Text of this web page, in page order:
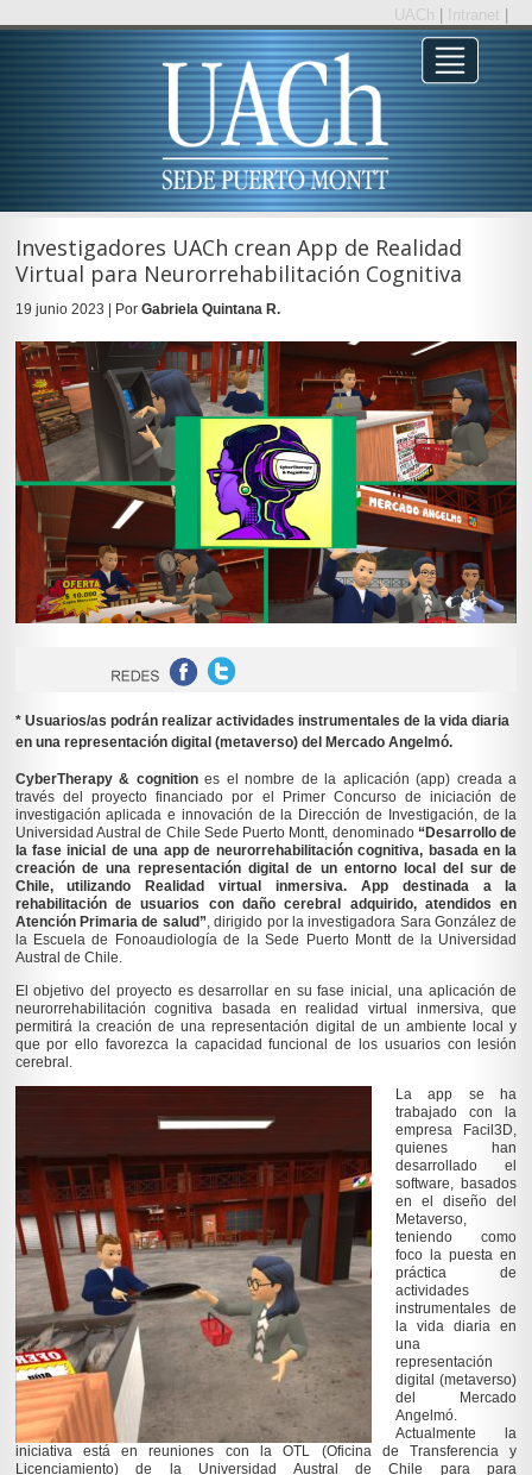
UACh Intranet
Investigadores UACh crean App de Realidad
Virtual para Neurorrehabilitación Cognitiva
19 junio 2023 | Por Gabriela Quintana R.
* Usuarios/as podrán realizar actividades instrumentales de la vida diaria
en una representación digital (metaverso) del Mercado Angelmó.
CyberTherapy & cognitiones el nombre de la aplicación (app) creada a
través del proyecto financiado por el Primer Concurso de iniciación de
investigación aplicada e innovación de la Dirección de Investigación, de la
Universidad Austral de Chile Sede Puerto Montt, denominado “Desarrollo de
la fase inicial de una app de neurorrehabilitación cognitiva, basada en la
creación de una representación digital de un entorno local del sur de
Chile, utilizando Realidad virtual inmersiva. App destinada a la
rehabilitación de usuarios con daño cerebral adquirido, atendidos en
Atención Primaria de salud”, dirigido por la investigadora Sara González de
la Escuela de Fonoaudiología de la Sede Puerto Montt de la Universidad
Austral de Chile.
El objetivo del proyecto es desarrollar en su fase inicial, una aplicación de
neurorrehabilitación cognitiva basada en realidad virtual inmersiva, que
permitirá la creación de una representación digital de un ambiente local y
que por ello favorezca la capacidad funcional de los usuarios con lesión
cerebral.
La app se ha
trabajado con la
empresa Facil3D,
quienes han
desarrollado el
software, basados
en el diseño del
Metaverso,
teniendo como
foco la puesta en
práctica de
actividades
instrumentales de
la vida diaria en
una
representación
digital (metaverso)
del Mercado
Angelmó.
Actualmente la
iniciativa está en reuniones con la OTL (Oficina de Transferencia y
Licenciamiento) de la Universidad Austral de Chile para para